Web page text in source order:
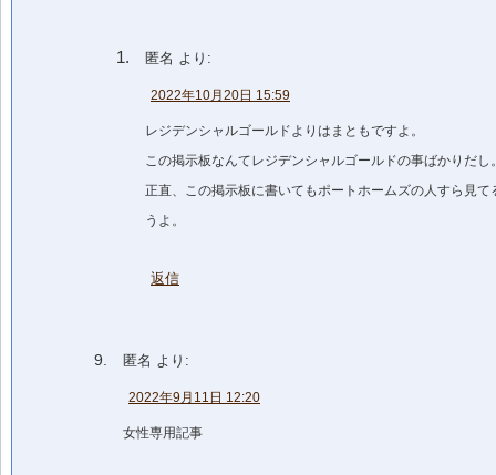
匿名 より:
2022年10月20日 15:59
レジデンシャルゴールドよりはまともですよ。
この掲示板なんてレジデンシャルゴールドの事ばかりだし
正直、この掲示板に書いてもポートホームズの人すら見て
うよ。
返信
匿名 より:
2022年9月11日 12:20
女性専用記事